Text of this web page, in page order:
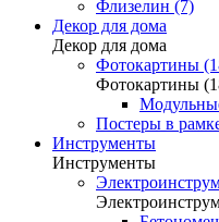
Флизелин (7)
Декор для дома
Декор для дома
Фотокартины
Фотокартины
Постеры в
Инструменты
Инструменты